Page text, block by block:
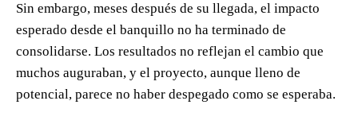
Sin embargo, meses después de su llegada, el impacto
esperado desde el banquillo no ha terminado de
consolidarse. Los resultados no reflejan el cambio que
muchos auguraban, y el proyecto, aunque lleno de
potencial, parece no haber despegado como se esperaba.